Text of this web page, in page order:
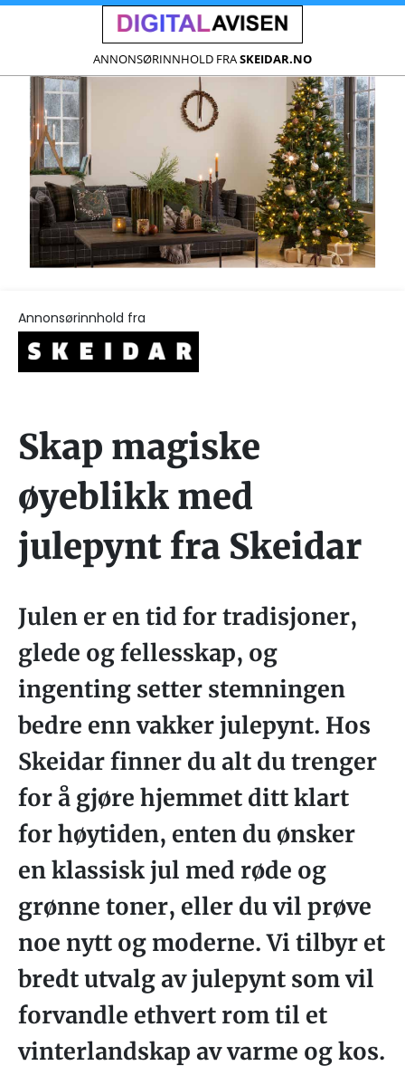
ANNONSØRINNHOLD FRASKEIDAR.NO
Annonsørinnhold fra
Skap magiske
øyeblikk med
julepynt fra Skeidar
Julen er en tid for tradisjoner,
glede og fellesskap, og
ingenting setter stemningen
bedre enn vakker julepynt. Hos
Skeidar finner du alt du trenger
for å gjøre hjemmet ditt klart
for høytiden, enten du ønsker
en klassisk jul med røde og
grønne toner, eller du vil prøve
noe nytt og moderne. Vi tilbyr et
bredt utvalg av julepynt som vil
forvandle ethvert rom til et
vinterlandskap av varme og kos.